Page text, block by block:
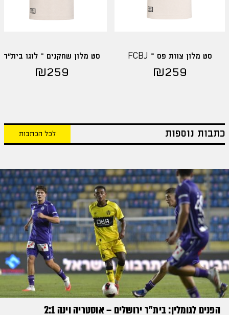
סט מלון צוות פס – FCBJ
₪259
סט מלון שחקנים – לוגו בית"ר
₪259
כתבות נוספות לכל הכתבות
הפנים לגומלין: בית״ר ירושלים – אוסטריה וינה 2:1